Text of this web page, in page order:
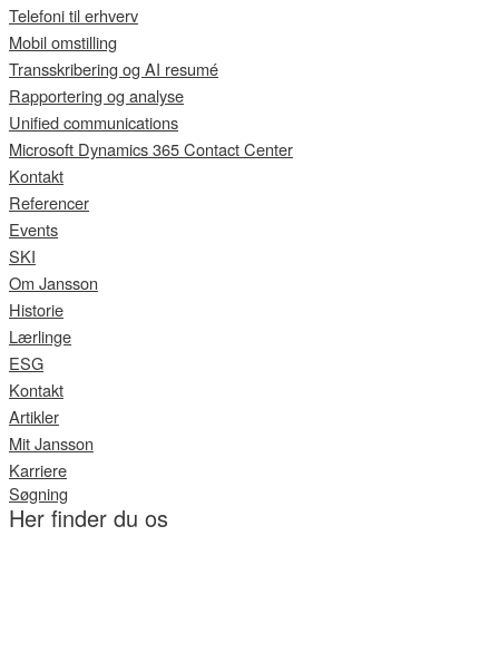
Telefoni til erhverv
Mobil omstilling
Transskribering og AI resumé
Rapportering og analyse
Unified communications
Microsoft Dynamics 365 Contact Center
Kontakt
Referencer
Events
SKI
Om Jansson
Historie
Lærlinge
ESG
Kontakt
Artikler
Mit Jansson
Karriere
Søgning
Her finder du os